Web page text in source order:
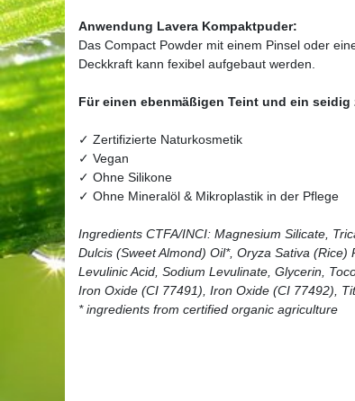
Anwendung Lavera Kompaktpuder:
Das Compact Powder mit einem Pinsel oder
Deckkraft kann fexibel aufgebaut werden.
Für einen ebenmäßigen Teint und ein seidig
✓ Zertifizierte Naturkosmetik
✓ Vegan
✓ Ohne Silikone
✓ Ohne Mineralöl & Mikroplastik in der Pflege
Ingredients CTFA/INCI: Magnesium Silicate,
Dulcis (Sweet Almond) Oil*, Oryza Sativa (Rice)
Levulinic Acid, Sodium Levulinate, Glycerin,
Iron Oxide (CI 77491), Iron Oxide (CI 77492),
* ingredients from certified organic agriculture